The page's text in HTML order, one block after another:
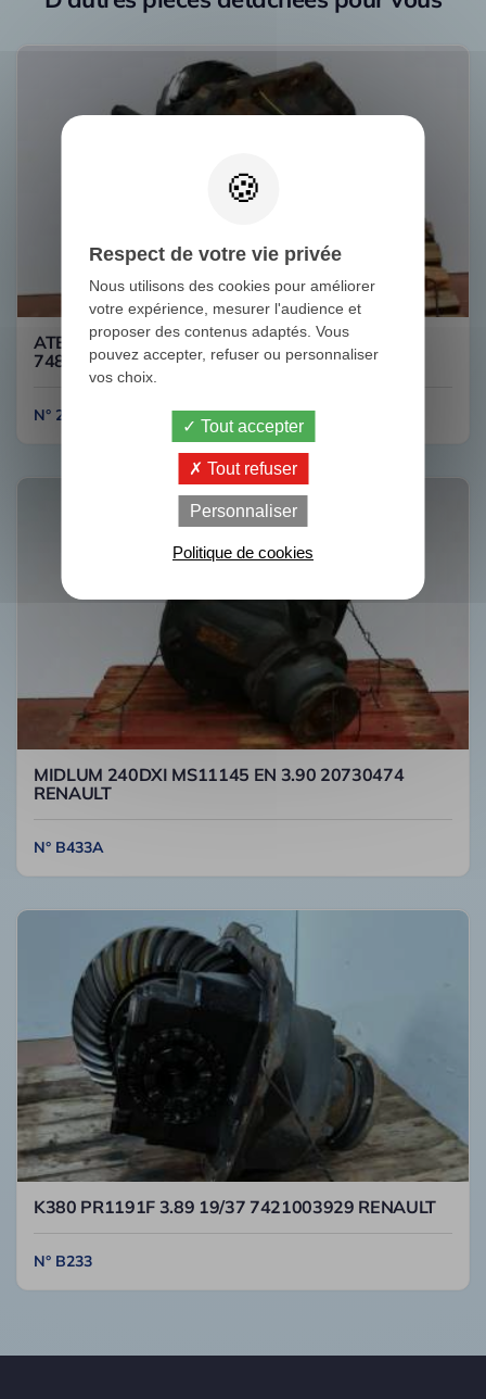
ATEGO 1828 HL7/050DCS-13 COUPLE 29/24
748216 MERCEDES
N° 2C431
MIDLUM 240DXI MS11145 EN 3.90 20730474
RENAULT
N° B433A
K380 PR1191F 3.89 19/37 7421003929 RENAULT
N° B233
Respect de votre vie privée
Nous utilisons des cookies pour améliorer
votre expérience, mesurer l'audience et
proposer des contenus adaptés. Vous
pouvez accepter, refuser ou personnaliser
vos choix.
Tout accepter
Tout refuser
Personnaliser
Politique de cookies